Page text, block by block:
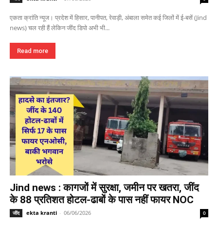
एकता क्रांति न्यूज। प्रदेश में हिसार, पानीपत, रेवाड़ी, अंबाला समेत कई जिलों में ई-बसें (Jind
news) चल रही हैं लेकिन जींद डिपो अभी भी...
Read more
Jind news : कागजों में सुरक्षा, जमीन पर खतरा, जींद
के 88 प्रतिशत होटल-ढाबों के पास नहीं फायर NOC
जींद ekta kranti - 06/06/2026 0